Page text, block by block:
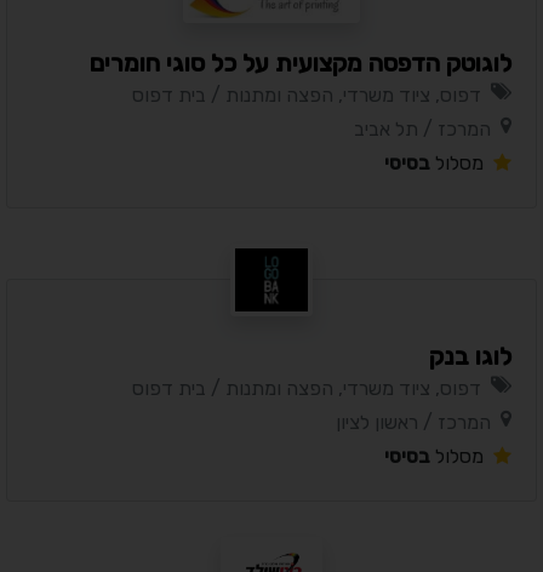
לוגוטק הדפסה מקצועית על כל סוגי חומרים
דפוס, ציוד משרדי, הפצה ומתנות / בית דפוס
המרכז / תל אביב
מסלול בסיסי
לוגו בנק
דפוס, ציוד משרדי, הפצה ומתנות / בית דפוס
המרכז / ראשון לציון
מסלול בסיסי